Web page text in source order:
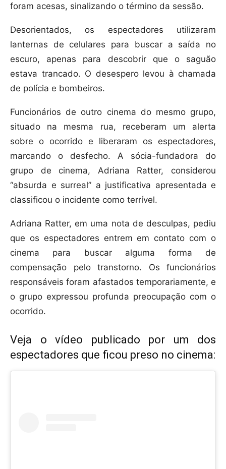
foram acesas, sinalizando o término da sessão.
Desorientados, os espectadores utilizaram
lanternas de celulares para buscar a saída no
escuro, apenas para descobrir que o saguão
estava trancado. O desespero levou à chamada
de polícia e bombeiros.
Funcionários de outro cinema do mesmo grupo,
situado na mesma rua, receberam um alerta
sobre o ocorrido e liberaram os espectadores,
marcando o desfecho. A sócia-fundadora do
grupo de cinema, Adriana Ratter, considerou
“absurda e surreal” a justificativa apresentada e
classificou o incidente como terrível.
Adriana Ratter, em uma nota de desculpas, pediu
que os espectadores entrem em contato com o
cinema para buscar alguma forma de
compensação pelo transtorno. Os funcionários
responsáveis foram afastados temporariamente, e
o grupo expressou profunda preocupação com o
ocorrido.
Veja o vídeo publicado por um dos
espectadores que ficou preso no cinema: